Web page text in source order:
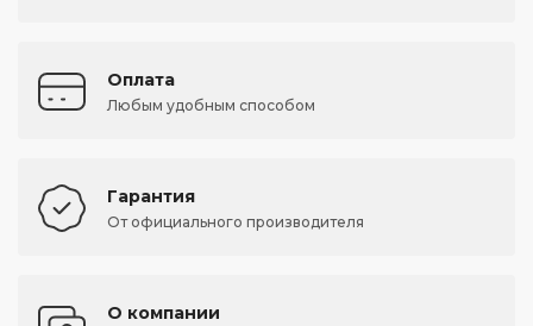
Оплата
Любым удобным способом
Гарантия
От официального производителя
О компании